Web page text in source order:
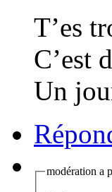
T’es
C’est
Un
modération a